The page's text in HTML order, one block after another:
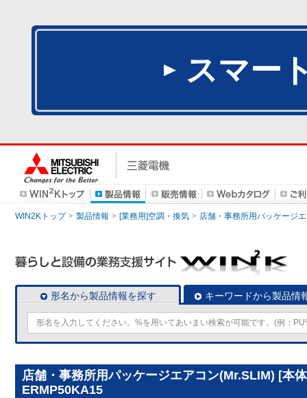
スマー
WIN2Kトップ 製品情報 [業務用]空調・換気 店舗・事務所用パッケージ
形名から製品情報を探す キーワードから製品情
店舗・事務所用パッケージエアコン(Mr.SLIM) [本
ERMP50KA15